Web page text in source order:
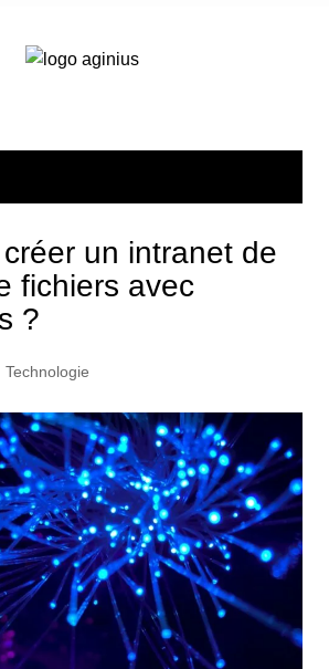
un intranet de
fichiers avec
?
Technologie